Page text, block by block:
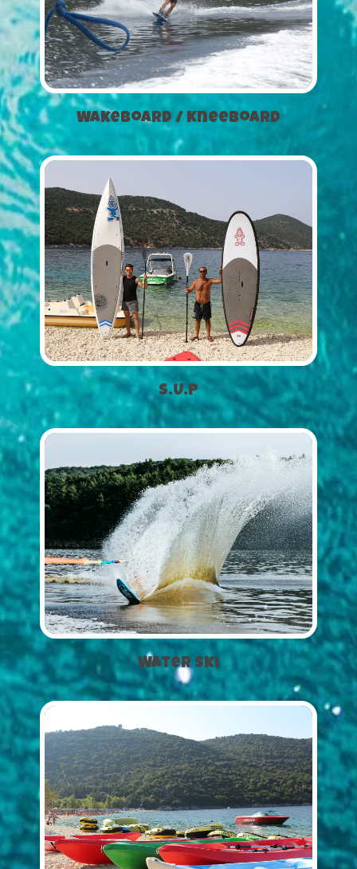
Wakeboard / Kneeboard
S.U.P
Water Ski